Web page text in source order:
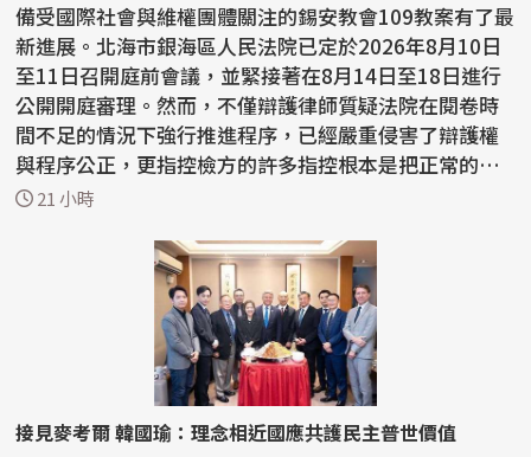
備受國際社會與維權團體關注的錫安教會109教案有了最
新進展。北海市銀海區人民法院已定於2026年8月10日
至11日召開庭前會議，並緊接著在8月14日至18日進行
公開開庭審理。然而，不僅辯護律師質疑法院在閱卷時
間不足的情況下強行推進程序，已經嚴重侵害了辯護權
與程序公正，更指控檢方的許多指控根本是把正常的宗
教活動...
21 小時
接見麥考爾 韓國瑜：理念相近國應共護民主普世價值